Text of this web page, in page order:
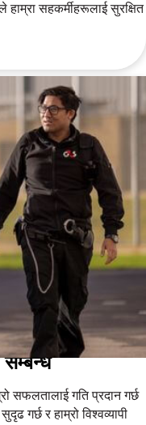
हाम्रा सहकर्मीहरूलाई सुरक्षित
सम्बन्ध
सफलतालाई गति प्रदान गर्छ
गर्छ र हाम्रो विश्वव्यापी